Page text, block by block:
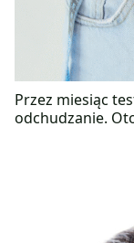
Przez miesiąc
odchudzanie.